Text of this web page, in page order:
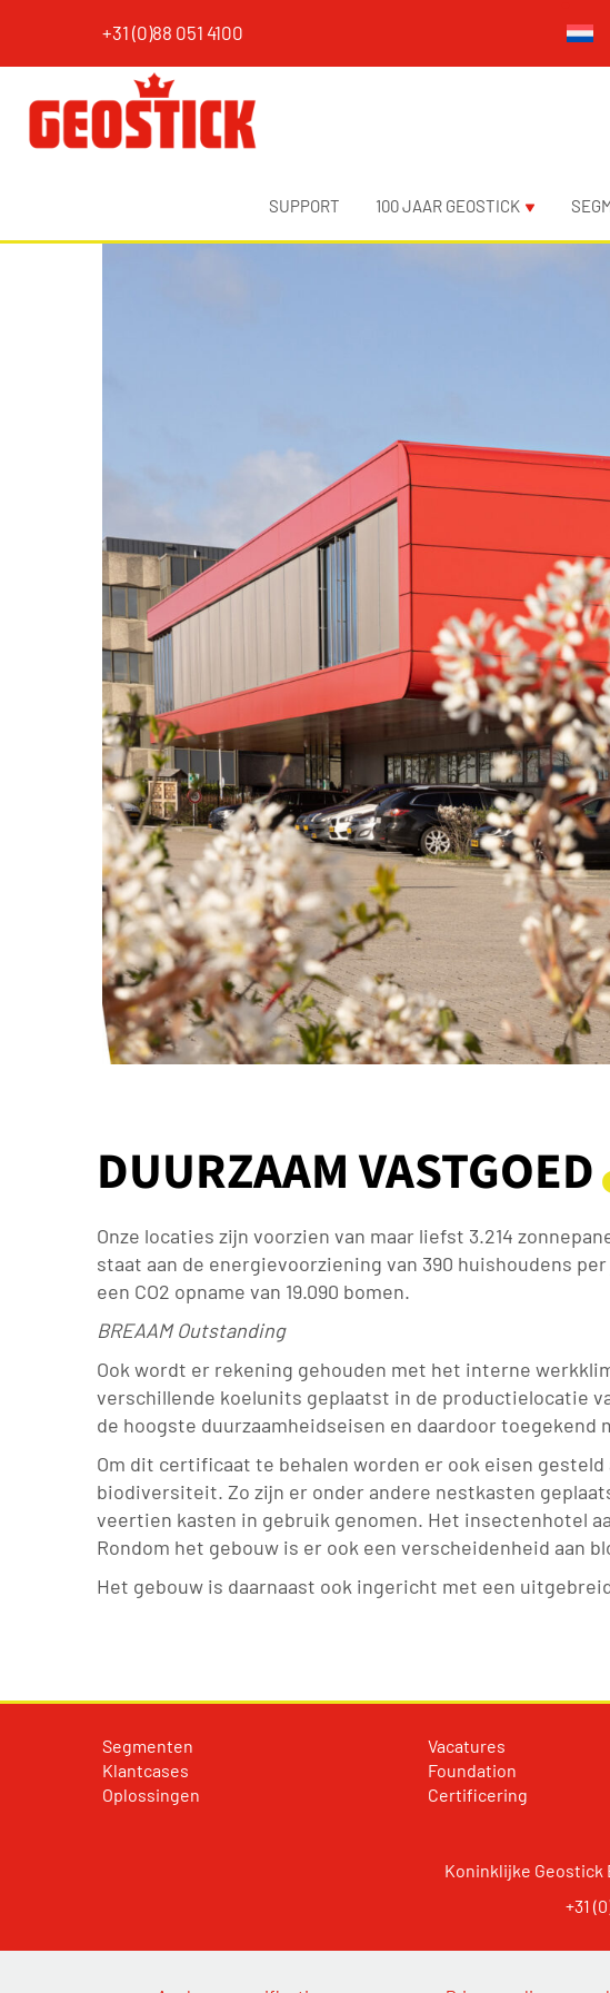
+31 (0)88 051 4100
SUPPORT 100 JAAR GEOSTICK
DUURZAAM VASTGOED
Onze locaties zijn voorzien van maar liefst 3.214
staat aan de energievoorziening van 390 huishoudens
een CO2 opname van 19.090 bomen.
BREAAM Outstanding
Ook wordt er rekening gehouden met het interne
verschillende koelunits geplaatst in de productielocatie
de hoogste duurzaamheidseisen en daardoor toegekend
Om dit certificaat te behalen worden er ook eisen
biodiversiteit. Zo zijn er onder andere nestkasten
veertien kasten in gebruik genomen. Het insectenhotel
Rondom het gebouw is er ook een verscheidenheid aan
Het gebouw is daarnaast ook ingericht met een
Segmenten
Klantcases
Oplossingen
Vacatures
Foundation
Certificering
Koninklijke Geostick
+31